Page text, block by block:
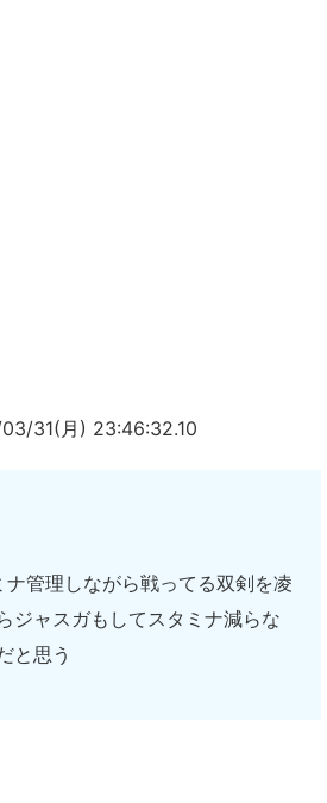
31(月) 23:46:32.10
管理しながら戦ってる双剣を凌
ジャスガもしてスタミナ減らな
と思う